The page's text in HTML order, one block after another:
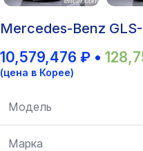
Mercedes-Benz
10,579,476 ₽ •
(цена в Корее)
Модель
Марка